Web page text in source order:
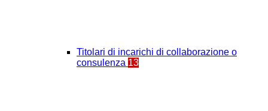
Titolari di incarichi di collaborazione o
consulenza 13